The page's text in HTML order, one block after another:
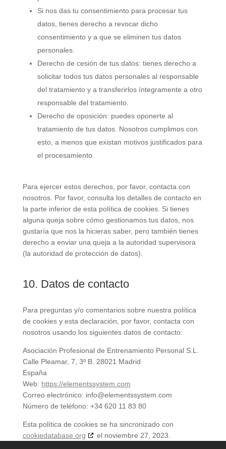
Si nos das tu consentimiento para procesar tus
datos, tienes derecho a revocar dicho
consentimiento y a que se eliminen tus datos
personales.
Derecho de cesión de tus datos: tienes derecho a
solicitar todos tus datos personales al responsable
del tratamiento y a transferirlos íntegramente a otro
responsable del tratamiento.
Derecho de oposición: puedes oponerte al
tratamiento de tus datos. Nosotros cumplimos con
esto, a menos que existan motivos justificados para
el procesamiento.
Para ejercer estos derechos, por favor, contacta con
nosotros. Por favor, consulta los detalles de contacto en
la parte inferior de esta política de cookies. Si tienes
alguna queja sobre cómo gestionamos tus datos, nos
gustaría que nos la hicieras saber, pero también tienes
derecho a enviar una queja a la autoridad supervisora
(la autoridad de protección de datos).
10. Datos de contacto
Para preguntas y/o comentarios sobre nuestra política
de cookies y esta declaración, por favor, contacta con
nosotros usando los siguientes datos de contacto:
Asociación Profesional de Entrenamiento Personal S.L.
Calle Pleamar, 7, 3º B. 28021 Madrid
España
Web: https://elementssystem.com
Correo electrónico: info@elementssystem.com
Número de teléfono: +34 620 11 83 80
Esta política de cookies se ha sincronizado con
cookiedatabase.org
el noviembre 27, 2023.